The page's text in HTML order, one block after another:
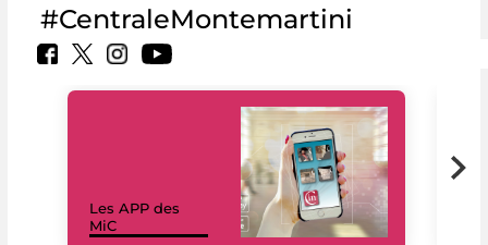
#CentraleMontemartini
Les APP des
MiC